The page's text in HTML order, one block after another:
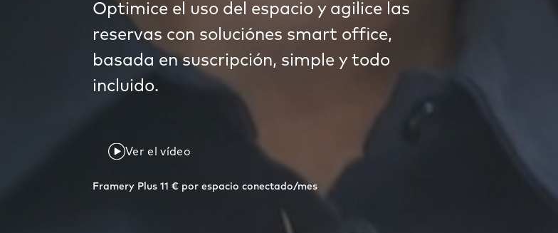
Optimice el uso del espacio y agilice las
reservas con soluciónes smart office,
basada en suscripción, simple y todo
incluido.
Ver el vídeo
Framery Plus 11 € por espacio conectado/mes